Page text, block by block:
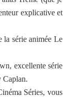
explicative et
la série animée Le
excellente série
Caplan.
Séries, vous